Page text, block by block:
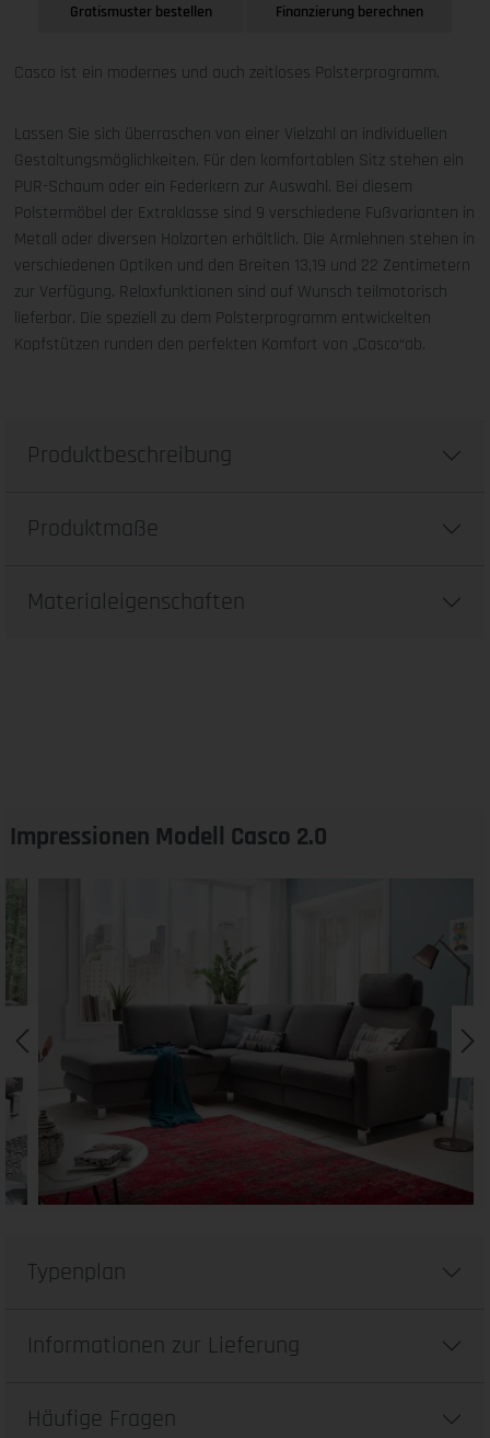
Gratismuster bestellen Finanzierung berechnen
Casco ist ein modernes und auch zeitloses Polsterprogramm.
Lassen Sie sich überraschen von einer Vielzahl an individuellen
Gestaltungsmöglichkeiten. Für den komfortablen Sitz stehen ein
PUR-Schaum oder ein Federkern zur Auswahl. Bei diesem
Polstermöbel der Extraklasse sind 9 verschiedene Fußvarianten in
Metall oder diversen Holzarten erhältlich. Die Armlehnen stehen in
verschiedenen Optiken und den Breiten 13,19 und 22 Zentimetern
zur Verfügung. Relaxfunktionen sind auf Wunsch teilmotorisch
lieferbar. Die speziell zu dem Polsterprogramm entwickelten
Kopfstützen runden den perfekten Komfort von „Casco“ab.
Produktbeschreibung
Produktmaße
Materialeigenschaften
Impressionen Modell Casco 2.0
Typenplan
Informationen zur Lieferung
Häufige Fragen